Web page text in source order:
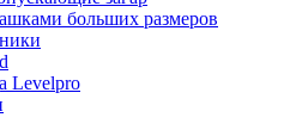
больших размеров
Levelpro